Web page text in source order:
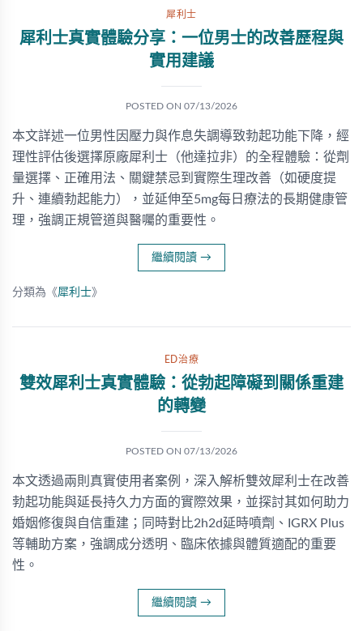
犀利士
犀利士真實體驗分享：一位男士的改善歷程與
實用建議
POSTED ON 07/13/2026
本文詳述一位男性因壓力與作息失調導致勃起功能下降，經
理性評估後選擇原廠犀利士（他達拉非）的全程體驗：從劑
量選擇、正確用法、關鍵禁忌到實際生理改善（如硬度提
升、連續勃起能力），並延伸至5mg每日療法的長期健康管
理，強調正規管道與醫囑的重要性。
繼續閱讀 →
分類為《犀利士》
ED治療
雙效犀利士真實體驗：從勃起障礙到關係重建
的轉變
POSTED ON 07/13/2026
本文透過兩則真實使用者案例，深入解析雙效犀利士在改善
勃起功能與延長持久力方面的實際效果，並探討其如何助力
婚姻修復與自信重建；同時對比2h2d延時噴劑、IGRX Plus
等輔助方案，強調成分透明、臨床依據與體質適配的重要
性。
繼續閱讀 →